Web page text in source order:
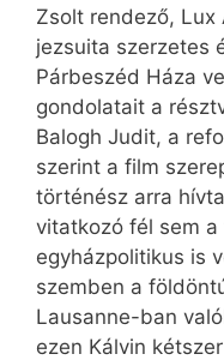
Zsolt rendező, Lux
jezsuita szerzetes
Párbeszéd Háza
gondolatait a
Balogh Judit, a
szerint a film
történész arra
vitatkozó fél sem
egyházpolitikus is
szemben a
Lausanne-ban
ezen Kálvin